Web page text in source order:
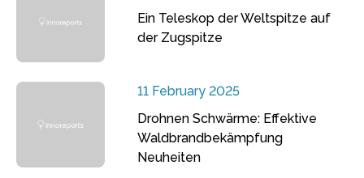
Ein Teleskop der Weltspitze auf
der Zugspitze
11 February 2025
Drohnen Schwärme: Effektive
Waldbrandbekämpfung
Neuheiten